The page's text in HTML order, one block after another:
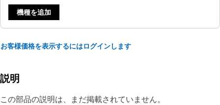
機種を追加
お客様価格を表示するにはログインします
説明
この部品の説明は、まだ掲載されていません。